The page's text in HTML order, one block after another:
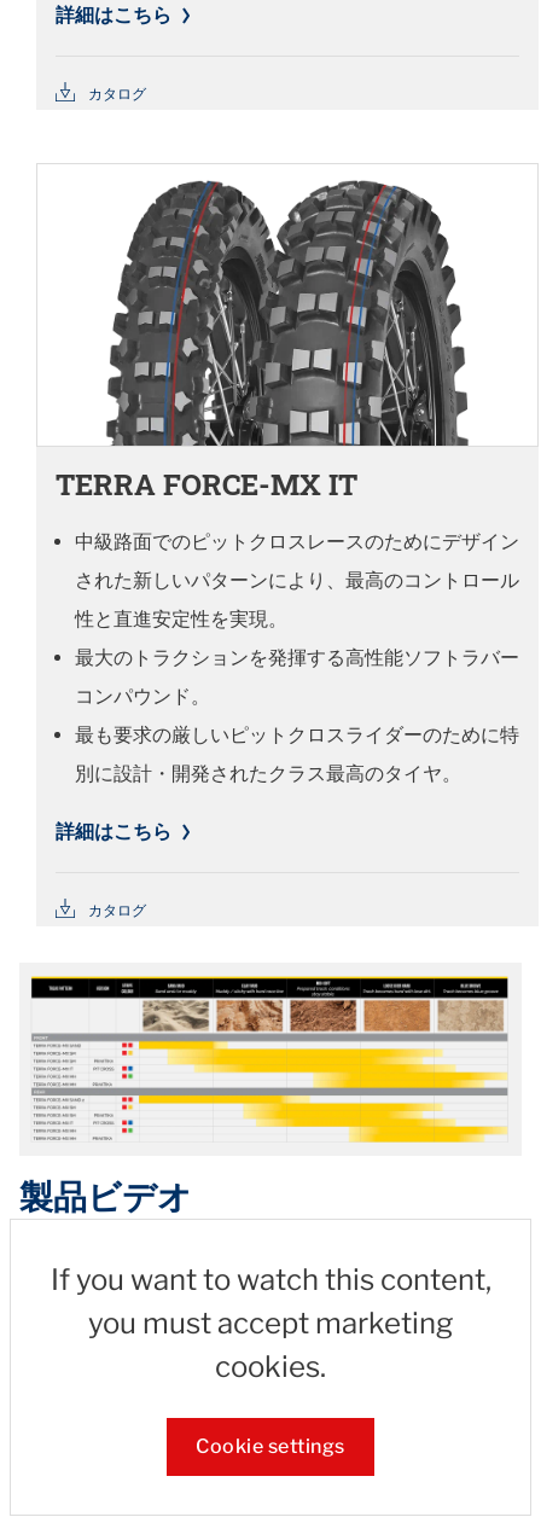
詳細はこちら
カタログ
TERRA FORCE-MX IT
中級路面でのピットクロスレースのためにデザイン
された新しいパターンにより、最高のコントロール
性と直進安定性を実現。
最大のトラクションを発揮する高性能ソフトラバー
コンパウンド。
最も要求の厳しいピットクロスライダーのために特
別に設計・開発されたクラス最高のタイヤ。
詳細はこちら
カタログ
製品ビデオ
If you want to watch this content,
you must accept marketing
cookies.
Cookie settings